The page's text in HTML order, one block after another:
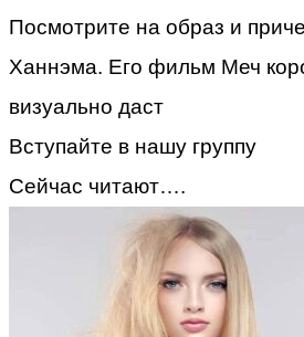
Посмотрите на образ и
Ханнэма. Его фильм Меч
визуально даст
Вступайте в нашу группу
Сейчас читают….